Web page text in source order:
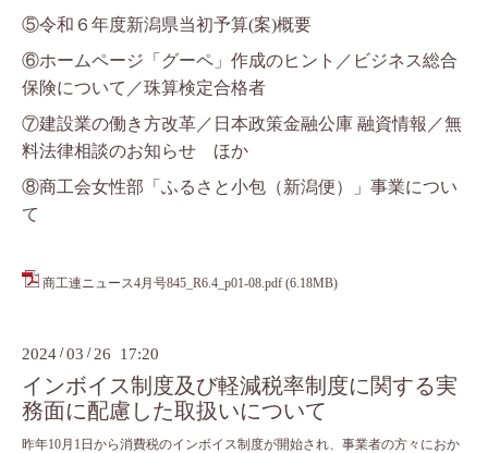
⑤令和６年度新潟県当初予算(案)概要
⑥ホームページ「グーペ」作成のヒント／ビジネス総合
保険について／珠算検定合格者
⑦建設業の働き方改革／日本政策金融公庫 融資情報／無
料法律相談のお知らせ ほか
⑧商工会女性部「ふるさと小包（新潟便）」事業につい
て
商工連ニュース4月号845_R6.4_p01-08.pdf (6.18MB)
2024 /03 / 26 17:20
インボイス制度及び軽減税率制度に関する実
務面に配慮した取扱いについて
昨年10月1日から消費税のインボイス制度が開始され、事業者の方々におか